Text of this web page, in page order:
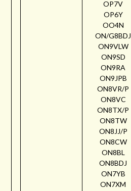
OP7V
OP6Y
OO4N
ON/G8BDJ
ON9VLW
ON9SD
ON9RA
ON9JPB
ON8VR/P
ON8VC
ON8TX/P
ON8TW
ON8JJ/P
ON8CW
ON8BL
ON8BDJ
ON7YB
ON7XM